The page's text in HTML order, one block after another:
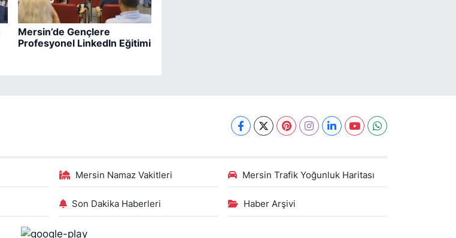
Mersin’de Gençlere
Profesyonel LinkedIn Eğitimi
Mersin Namaz Vakitleri Mersin Trafik Yoğunluk Haritası
Son Dakika Haberleri Haber Arşivi